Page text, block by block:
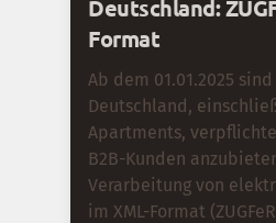
Deutschland:
Format
Ab dem 01.01.2025
Deutschland,
Apartments,
B2B-Kunden
Verarbeitung von
im XML-Format